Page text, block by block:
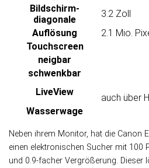
Bildschirm­
diagonale
3.2 Zoll
Auflösung
2.1 Mio.
Touch­screen
neigbar
schwenkbar
LiveView
auch über
Wasser­wage
Neben ihrem Monitor, hat die Canon
einen elek­tro­ni­schen Sucher mit 100
und 0.9-facher Ver­größe­rung. Die­ser